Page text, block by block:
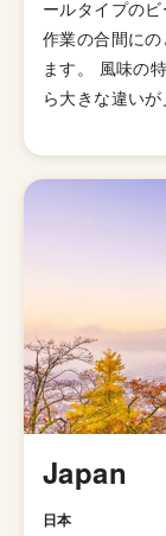
ールタイプの
作業の合間に
ます。 風味の
ら大きな違い
ムの範囲で、
スパイシーな
間に飲むとい
なくならない
です。 セゾン
Japan
日本